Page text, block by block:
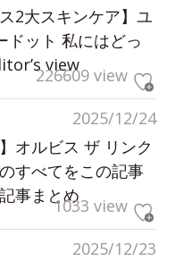
ス2大スキンケア】ユ
ドット 私にはどっ
view
226609 view
2025/12/24
】オルビス ザ リンク
すべてをこの記事
事まとめ1033 view
2025/12/23